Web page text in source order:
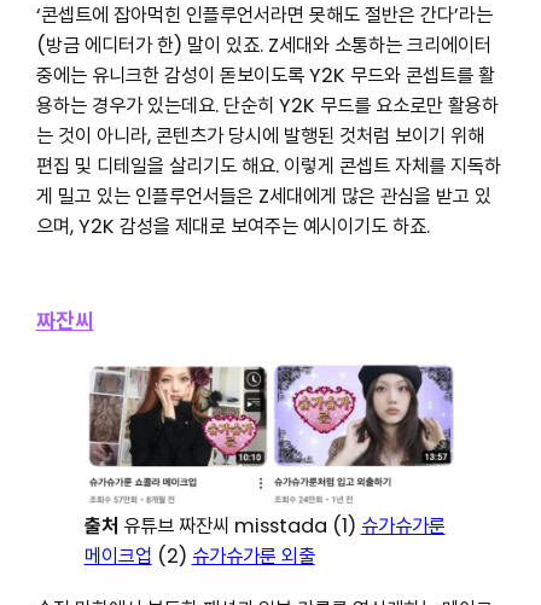
‘콘셉트에 잡아먹힌 인플루언서라면 못해도 절반은 간다’라는
(방금 에디터가 한) 말이 있죠. Z세대와 소통하는 크리에이터
중에는 유니크한 감성이 돋보이도록 Y2K 무드와 콘셉트를 활
용하는 경우가 있는데요. 단순히 Y2K 무드를 요소로만 활용하
는 것이 아니라, 콘텐츠가 당시에 발행된 것처럼 보이기 위해
편집 및 디테일을 살리기도 해요. 이렇게 콘셉트 자체를 지독하
게 밀고 있는 인플루언서들은 Z세대에게 많은 관심을 받고 있
으며, Y2K 감성을 제대로 보여주는 예시이기도 하죠.
짜잔씨
출처 유튜브 짜잔씨 misstada (1) 슈가슈가룬
메이크업 (2) 슈가슈가룬 외출